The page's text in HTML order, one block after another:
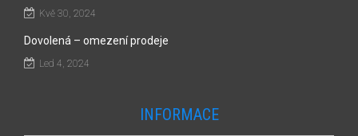
Kvě 30, 2024
Dovolená – omezení prodeje
Led 4, 2024
INFORMACE